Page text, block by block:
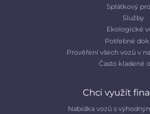
Splátkový
Služby
Ekologické
Potřebné
Prověření všech vozů v
Často kladené
Chci využít
Nabídka vozů s